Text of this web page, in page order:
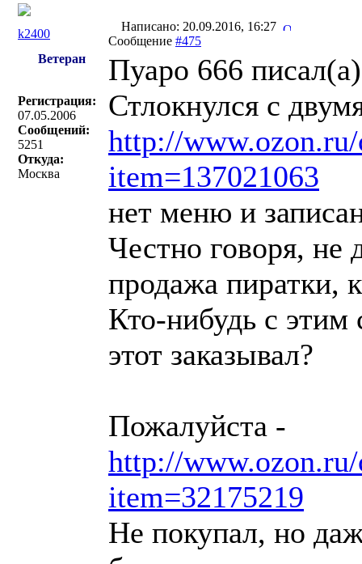
k2400
Написано: 20.09.2016, 16:27
Сообщение #475
Ветеран
Регистрация:
07.05.2006
Сообщений:
5251
Откуда:
Москва
Пуаро 666
Стлокнулся с
http://
item=137021063
нет меню и
Честно говоря, не
продажа пиратки,
Кто-нибудь с этим
этот заказывал?
Пожалуйста -
http://
item=32175219
Не покупал, но